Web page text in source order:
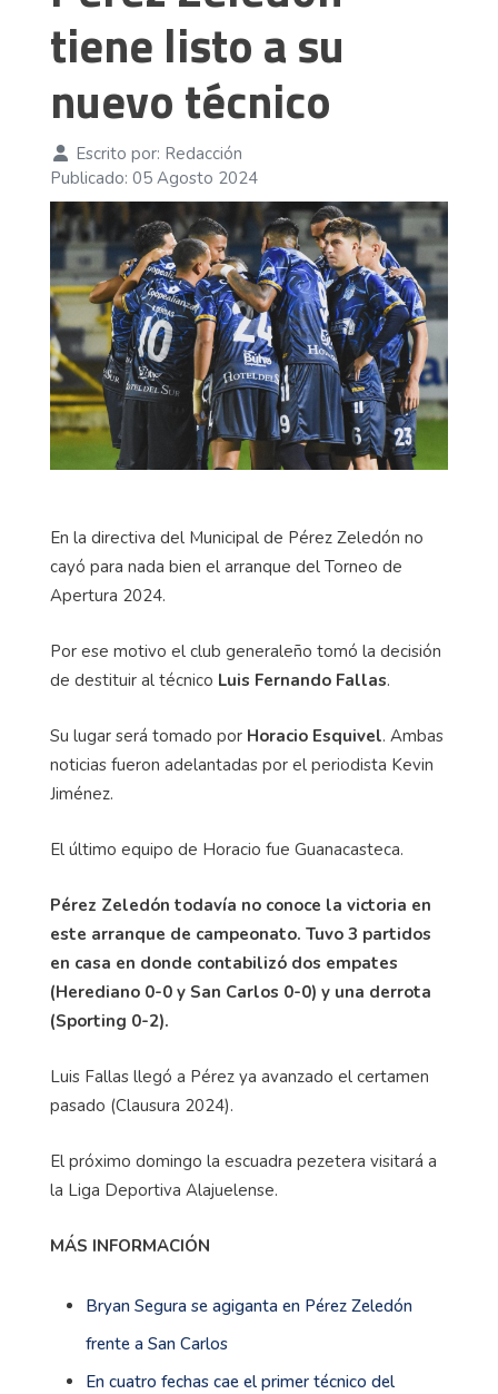
tiene listo a su
nuevo técnico
Escrito por: Redacción
Publicado: 05 Agosto 2024
En la directiva del Municipal de Pérez Zeledón no
cayó para nada bien el arranque del Torneo de
Apertura 2024.
Por ese motivo el club generaleño tomó la decisión
de destituir al técnico Luis Fernando Fallas.
Su lugar será tomado por Horacio Esquivel. Ambas
noticias fueron adelantadas por el periodista Kevin
Jiménez.
El último equipo de Horacio fue Guanacasteca.
Pérez Zeledón todavía no conoce la victoria en
este arranque de campeonato. Tuvo 3 partidos
en casa en donde contabilizó dos empates
(Herediano 0-0 y San Carlos 0-0) y una derrota
(Sporting 0-2).
Luis Fallas llegó a Pérez ya avanzado el certamen
pasado (Clausura 2024).
El próximo domingo la escuadra pezetera visitará a
la Liga Deportiva Alajuelense.
MÁS INFORMACIÓN
Bryan Segura se agiganta en Pérez Zeledón
frente a San Carlos
En cuatro fechas cae el primer técnico del